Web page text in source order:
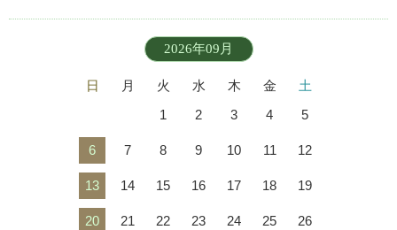
2026年09月
日 月 火 水 木 金
土
1
2 3 4 5
6 7 8 9 10 11 12
13 14 15 16 17 18 19
20 21 22 23 24 25 26